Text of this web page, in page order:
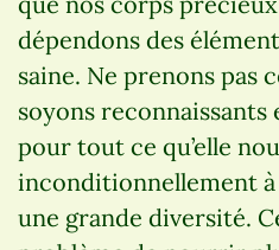
dépendons des
saine. Ne prenons pas
soyons reconnaissants
pour tout ce qu’elle
inconditionnellement
une grande diversité.